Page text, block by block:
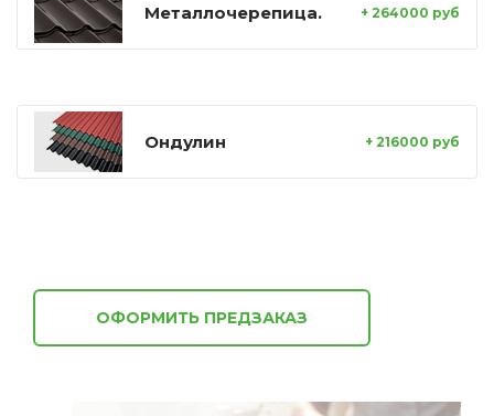
Металлочерепица. + 264000 руб
Ондулин + 216000 руб
ОФОРМИТЬ ПРЕДЗАКАЗ